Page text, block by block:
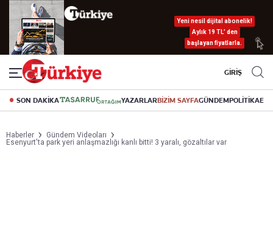
Yeni nesil dijital abonelik!
Aylık 19 TL’ den
başlayan fiyatlarla.
GİRİŞ
SON DAKİKA YAZARLARBİZİM SAYFAGÜNDEMPOLİTİKA
Haberler
Gündem Videoları
Esenyurt'ta park yeri anlaşmazlığı kanlı bitti! 3 yaralı, gözaltılar var